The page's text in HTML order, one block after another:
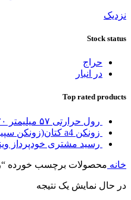
نزدیک
Stock status
حراج
در انبار
Top rated products
رول حرارتی ۵۷ میلیمتر ۲۰متری
زونکن a4 کتان(زونکن سپید)
رسید مشتری خودپرداز
خانه محصولات برچسب خورده
در حال نمایش یک نتیجه